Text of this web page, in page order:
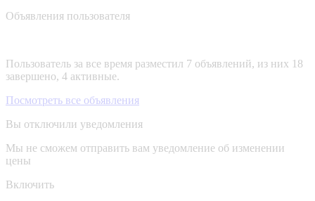
Объявления пользователя
Пользователь за все время разместил 7 объявлений, из них 18
завершено, 4 активные.
Посмотреть все объявления
Вы отключили уведомления
Мы не сможем отправить вам уведомление об изменении
цены
Включить